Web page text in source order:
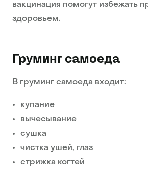
вакцинация помогут избежать
здоровьем.
Груминг самоеда
В груминг самоеда входит:
купание
вычесывание
сушка
чистка ушей, глаз
стрижка когтей